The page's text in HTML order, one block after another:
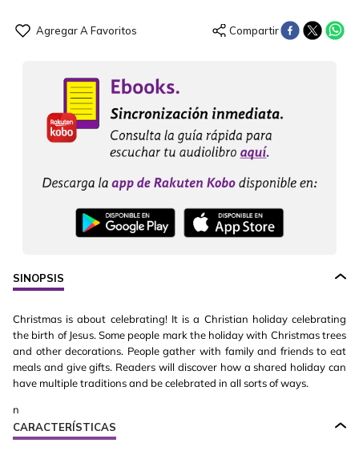
SINOPSIS
Christmas is about celebrating! It is a Christian holiday celebrating
the birth of Jesus. Some people mark the holiday with Christmas trees
and other decorations. People gather with family and friends to eat
meals and give gifts. Readers will discover how a shared holiday can
have multiple traditions and be celebrated in all sorts of ways.
n
CARACTERÍSTICAS